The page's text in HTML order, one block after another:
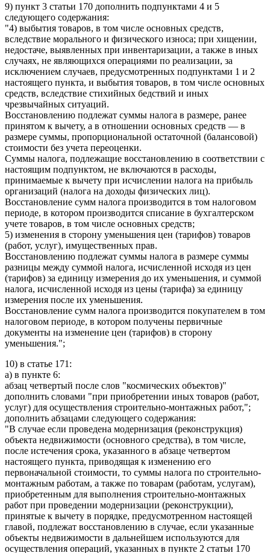
9) пункт 3 статьи 170 дополнить подпунктами 4 и 5
следующего содержания:
"4) выбытия товаров, в том числе основных средств,
вследствие морального и физического износа; при хищении,
недостаче, выявленных при инвентаризации, а также в иных
случаях, не являющихся операциями по реализации, за
исключением случаев, предусмотренных подпунктами 1 и 2
настоящего пункта, и выбытия товаров, в том числе основных
средств, вследствие стихийных бедствий и иных
чрезвычайных ситуаций.
Восстановлению подлежат суммы налога в размере, ранее
принятом к вычету, а в отношении основных средств — в
размере суммы, пропорциональной остаточной (балансовой)
стоимости без учета переоценки.
Суммы налога, подлежащие восстановлению в соответствии с
настоящим подпунктом, не включаются в расходы,
принимаемые к вычету при исчислении налога на прибыль
организаций (налога на доходы физических лиц).
Восстановление сумм налога производится в том налоговом
периоде, в котором производится списание в бухгалтерском
учете товаров, в том числе основных средств;
5) изменения в сторону уменьшения цен (тарифов) товаров
(работ, услуг), имущественных прав.
Восстановлению подлежат суммы налога в размере суммы
разницы между суммой налога, исчисленной исходя из цен
(тарифов) за единицу измерения до их уменьшения, и суммой
налога, исчисленной исходя из цены (тарифа) за единицу
измерения после их уменьшения.
Восстановление сумм налога производится покупателем в том
налоговом периоде, в котором получены первичные
документы на изменение цен (тарифов) в сторону
уменьшения.";
10) в статье 171:
а) в пункте 6:
абзац четвертый после слов "космических объектов)"
дополнить словами "при приобретении иных товаров (работ,
услуг) для осуществления строительно-монтажных работ,";
дополнить абзацами следующего содержания:
"В случае если проведена модернизация (реконструкция)
объекта недвижимости (основного средства), в том числе,
после истечения срока, указанного в абзаце четвертом
настоящего пункта, приводящая к изменению его
первоначальной стоимости, то суммы налога по строительно-
монтажным работам, а также по товарам (работам, услугам),
приобретенным для выполнения строительно-монтажных
работ при проведении модернизации (реконструкции),
принятые к вычету в порядке, предусмотренном настоящей
главой, подлежат восстановлению в случае, если указанные
объекты недвижимости в дальнейшем используются для
осуществления операций, указанных в пункте 2 статьи 170